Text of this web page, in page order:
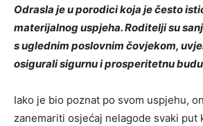
Odrasla je u porodici koja je često
materijalnog uspjeha. Roditelji su
s uglednim poslovnim čovjekom,
osigurali sigurnu i prosperitetnu
Iako je bio poznat po svom uspjehu,
zanemariti osjećaj nelagode svaki put